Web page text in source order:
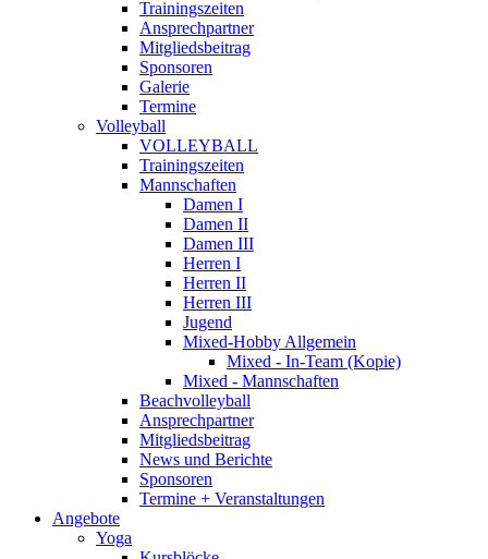
Trainingszeiten
Ansprechpartner
Mitgliedsbeitrag
Sponsoren
Galerie
Termine
Volleyball
VOLLEYBALL
Trainingszeiten
Mannschaften
Damen I
Damen II
Damen III
Herren I
Herren II
Herren III
Jugend
Mixed-Hobby Allgemein
Mixed - In-Team (Kopie)
Mixed - Mannschaften
Beachvolleyball
Ansprechpartner
Mitgliedsbeitrag
News und Berichte
Sponsoren
Termine + Veranstaltungen
Angebote
Yoga